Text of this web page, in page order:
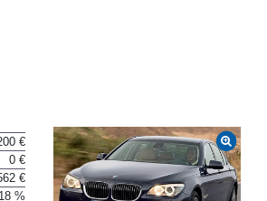
€
0 €
€